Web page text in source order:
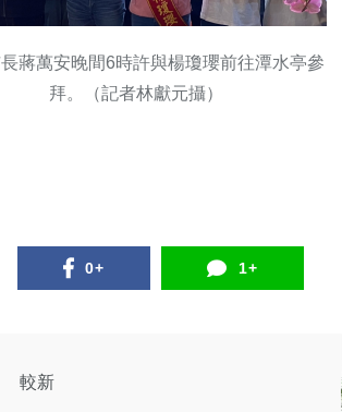
蔣萬安晚間6時許與楊瓊瓔前往潭水亭參
拜。（記者林獻元攝）
0+ 1+
較新